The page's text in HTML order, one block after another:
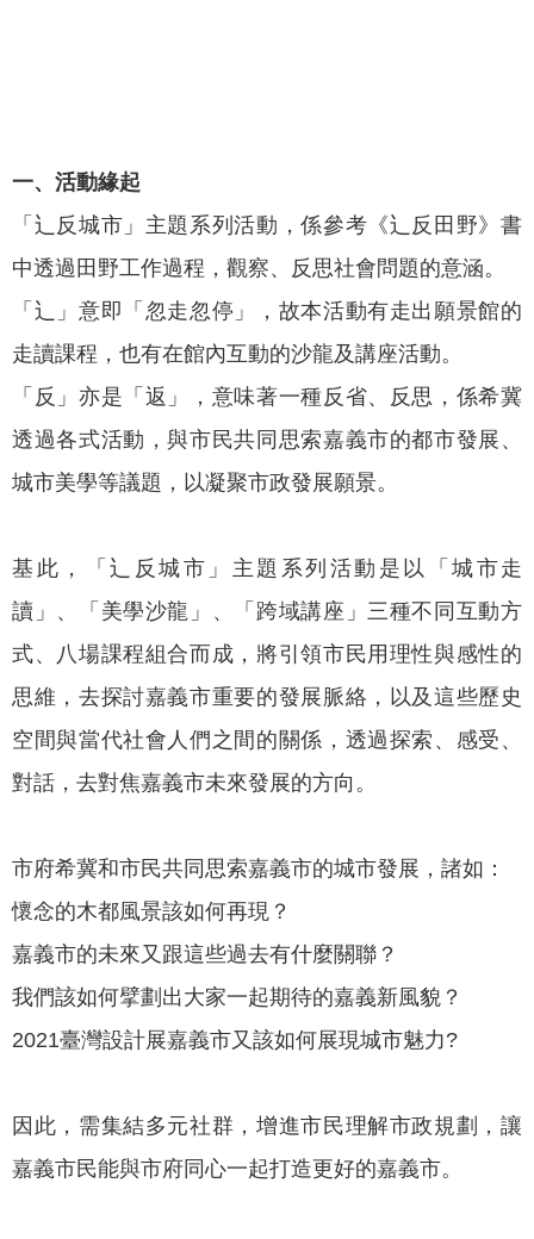
我
們
網
路
群
政
府
資
訊
開
抗
旱
節
水
專
區
導
覽
回
首
頁
資
訊
安
一、活動緣起
「辶反城市」主題系列活動，係參考《辶反田野》書
中透過田野工作過程，觀察、反思社會問題的意涵。
「辶」意即「忽走忽停」，故本活動有走出願景館的
走讀課程，也有在館內互動的沙龍及講座活動。
「反」亦是「返」，意味著一種反省、反思，係希冀
透過各式活動，與市民共同思索嘉義市的都市發展、
城市美學等議題，以凝聚市政發展願景。
基此，「辶反城市」主題系列活動是以「城市走
讀」、「美學沙龍」、「跨域講座」三種不同互動方
式、八場課程組合而成，將引領市民用理性與感性的
思維，去探討嘉義市重要的發展脈絡，以及這些歷史
空間與當代社會人們之間的關係，透過探索、感受、
對話，去對焦嘉義市未來發展的方向。
市府希冀和市民共同思索嘉義市的城市發展，諸如：
懷念的木都風景該如何再現？
嘉義市的未來又跟這些過去有什麼關聯？
我們該如何擘劃出大家一起期待的嘉義新風貌？
2021臺灣設計展嘉義市又該如何展現城市魅力?
因此，需集結多元社群，增進市民理解市政規劃，讓
嘉義市民能與市府同心一起打造更好的嘉義市。